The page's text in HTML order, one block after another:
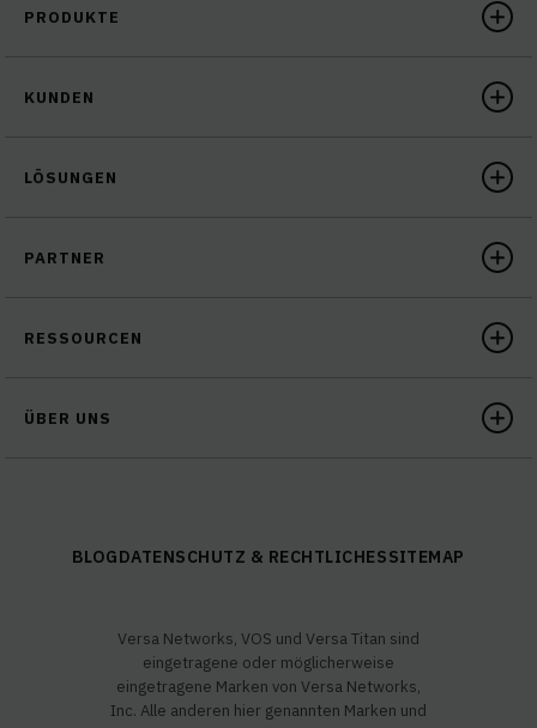
PRODUKTE
KUNDEN
LÖSUNGEN
PARTNER
RESSOURCEN
ÜBER UNS
BLOGDATENSCHUTZ & RECHTLICHESSITEMAP
Versa Networks, VOS und Versa Titan sind
eingetragene oder möglicherweise
eingetragene Marken von Versa Networks,
Inc. Alle anderen hier genannten Marken und